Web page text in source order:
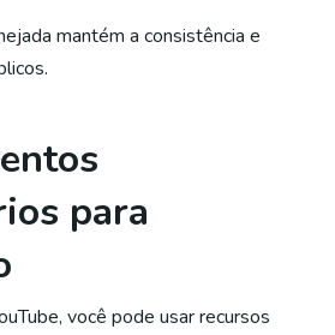
mantém a consistência e
para
você pode usar recursos